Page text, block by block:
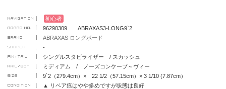
初心者
96290309 ABRAXAS3-LONG9`2
ABRAXAS ロングボード
-
シングルスタビライザー / スカッシュ
ミディアム / ノーズコンケーブ～ヴィー
9`2（279.4cm）× 22 1/2（57.15cm）× 3 1/10 (7.87cm）
▲ リペア痕はやや多めですが状態は良好